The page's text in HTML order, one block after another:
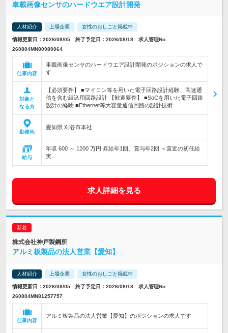
車載画像センサのハードウエア設計開発
人材紹介 上場企業 女性のおしごと掲載中
情報更新日：2026/08/05 終了予定日：2026/08/18 求人管理No.
260804MN80980064
仕事内容
車載画像センサのハードウエア設計開発のポジションの求人で
す
対象と
なる方
【必須要件】 ■マイコン等を用いた電子回路設計経験、高速通
信を含む組込用回路設計 【歓迎要件】 ■SoCを用いた電子回路
設計の経験 ■Ethernet等大容量通信回路の設計技術 …
勤務地
愛知県 刈谷市本社
給与
年収 600 ～ 1200 万円 昇給年1回、賞与年2回 ＜直近の初任給
実…
求人詳細を見る
株式会社神戸製鋼所
アルミ板製品の法人営業【愛知】
人材紹介 上場企業 女性のおしごと掲載中
情報更新日：2026/08/05 終了予定日：2026/08/18 求人管理No.
260804MN81257757
仕事内容
アルミ板製品の法人営業【愛知】のポジションの求人です